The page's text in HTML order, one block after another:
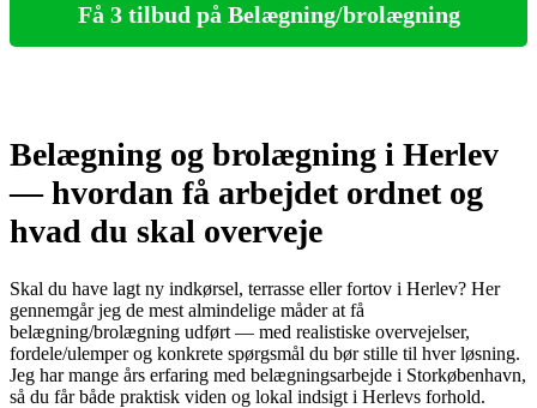
Få 3 tilbud på Belægning/brolægning
Belægning og brolægning i Herlev
— hvordan få arbejdet ordnet og
hvad du skal overveje
Skal du have lagt ny indkørsel, terrasse eller fortov i Herlev? Her
gennemgår jeg de mest almindelige måder at få
belægning/brolægning udført — med realistiske overvejelser,
fordele/ulemper og konkrete spørgsmål du bør stille til hver løsning.
Jeg har mange års erfaring med belægningsarbejde i Storkøbenhavn,
så du får både praktisk viden og lokal indsigt i Herlevs forhold.